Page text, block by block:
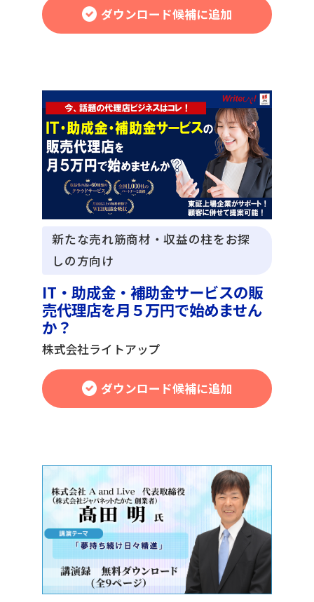
ダウンロード候補に追加
新たな売れ筋商材・収益の柱をお探
しの方向け
IT・助成金・補助金サービスの販
売代理店を月５万円で始めません
か？
株式会社ライトアップ
ダウンロード候補に追加